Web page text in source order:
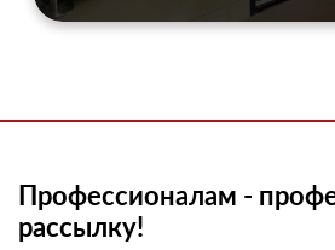
Профессионалам -
рассылку!